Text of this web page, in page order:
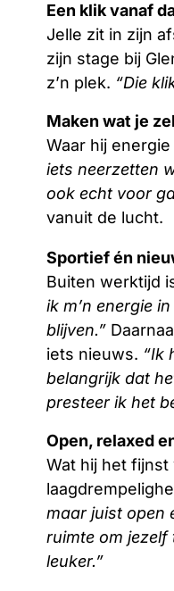
Een klik vanaf
Jelle zit in zijn
zijn stage bij
z’n plek. “Die
Maken wat je
Waar hij
iets neerzetten
ook echt voor
vanuit de lucht.
Sportief én
Buiten werktijd
ik m’n energie
blijven.”
iets nieuws. “Ik
belangrijk dat
presteer ik het
Open, relaxed
Wat hij het fijnst
maar juist open
ruimte om jezelf
leuker.”